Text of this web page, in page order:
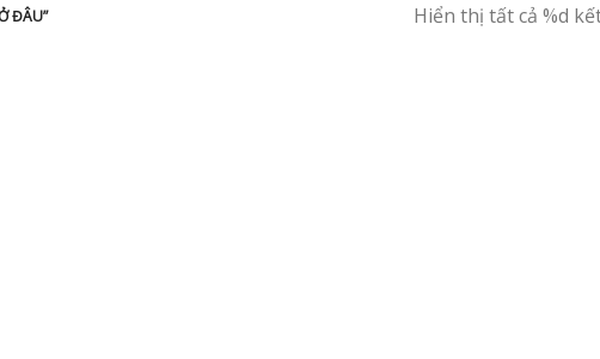
ĐÂU” Hiển thị tất cả %d